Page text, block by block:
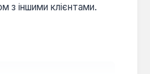
з іншими клієнтами.